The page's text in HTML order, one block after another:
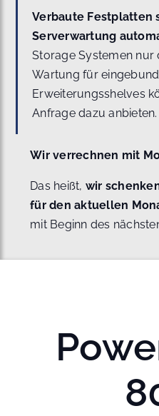
Verbaute Festplatten
Serverwartung
Storage Systemen nur
Wartung für
Erweiterungsshelves
Anfrage dazu anbieten.
Wir verrechnen mit
Das heißt, wir
für den aktuellen
mit Beginn des